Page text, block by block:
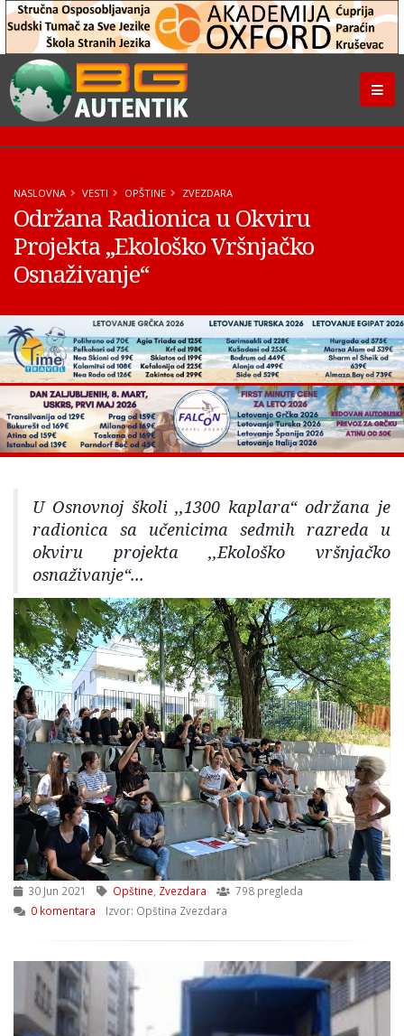
NASLOVNA VESTI OPŠTINE ZVEZDARA
Održana Radionica u Okviru
Projekta ,,Ekološko Vršnjačko
Osnaživanje“
U Osnovnoj školi ,,1300 kaplara“ održana je
radionica sa učenicima sedmih razreda u
okviru projekta ,,Ekološko vršnjačko
osnaživanje“...
30 Jun 2021 Opštine Zvezdara
798 pregleda
0 komentara
Izvor: Opština Zvezdara